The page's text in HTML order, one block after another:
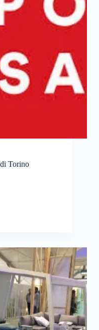
Torino